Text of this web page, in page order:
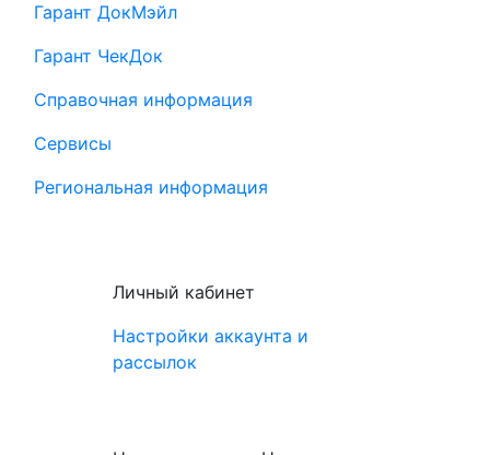
Гарант ДокМэйл
Гарант ЧекДок
Справочная информация
Сервисы
Региональная информация
Личный кабинет
Настройки аккаунта и
рассылок